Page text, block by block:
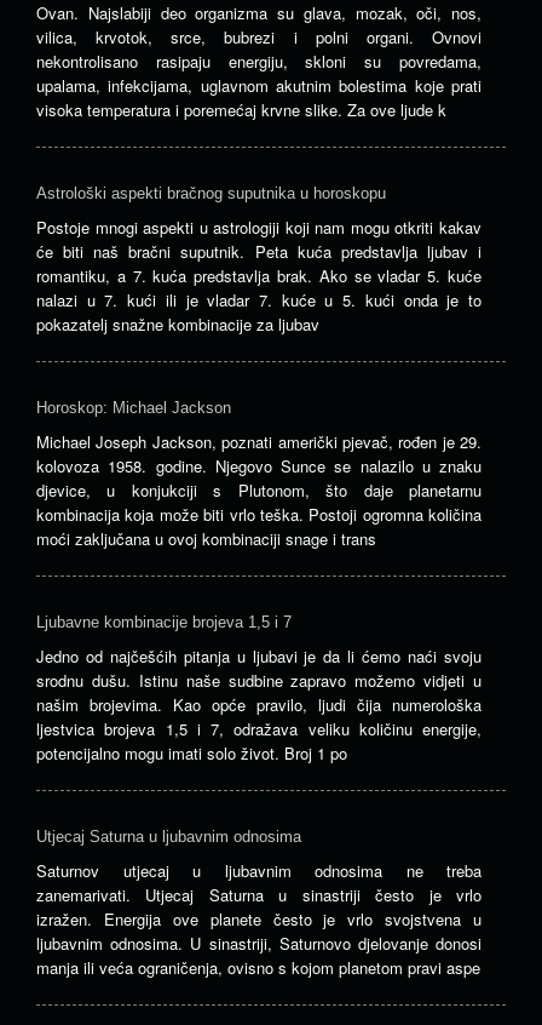
Ovan. Najslabiji deo organizma su glava, mozak, oči, nos,
vilica, krvotok, srce, bubrezi i polni organi. Ovnovi
nekontrolisano rasipaju energiju, skloni su povredama,
upalama, infekcijama, uglavnom akutnim bolestima koje prati
visoka temperatura i poremećaj krvne slike. Za ove ljude k
Astrološki aspekti bračnog suputnika u horoskopu
Postoje mnogi aspekti u astrologiji koji nam mogu otkriti kakav
će biti naš bračni suputnik. Peta kuća predstavlja ljubav i
romantiku, a 7. kuća predstavlja brak. Ako se vladar 5. kuće
nalazi u 7. kući ili je vladar 7. kuće u 5. kući onda je to
pokazatelj snažne kombinacije za ljubav
Horoskop: Michael Jackson
Michael Joseph Jackson, poznati američki pjevač, rođen je 29.
kolovoza 1958. godine. Njegovo Sunce se nalazilo u znaku
djevice, u konjukciji s Plutonom, što daje planetarnu
kombinacija koja može biti vrlo teška. Postoji ogromna količina
moći zaključana u ovoj kombinaciji snage i trans
Ljubavne kombinacije brojeva 1,5 i 7
Jedno od najčešćih pitanja u ljubavi je da li ćemo naći svoju
srodnu dušu. Istinu naše sudbine zapravo možemo vidjeti u
našim brojevima. Kao opće pravilo, ljudi čija numerološka
ljestvica brojeva 1,5 i 7, odražava veliku količinu energije,
potencijalno mogu imati solo život. Broj 1 po
Utjecaj Saturna u ljubavnim odnosima
Saturnov utjecaj u ljubavnim odnosima ne treba
zanemarivati. Utjecaj Saturna u sinastriji često je vrlo
izražen. Energija ove planete često je vrlo svojstvena u
ljubavnim odnosima. U sinastriji, Saturnovo djelovanje donosi
manja ili veća ograničenja, ovisno s kojom planetom pravi aspe